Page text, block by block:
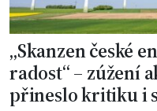
„Skanzen české
radost“ – zúžení
přineslo kritiku i